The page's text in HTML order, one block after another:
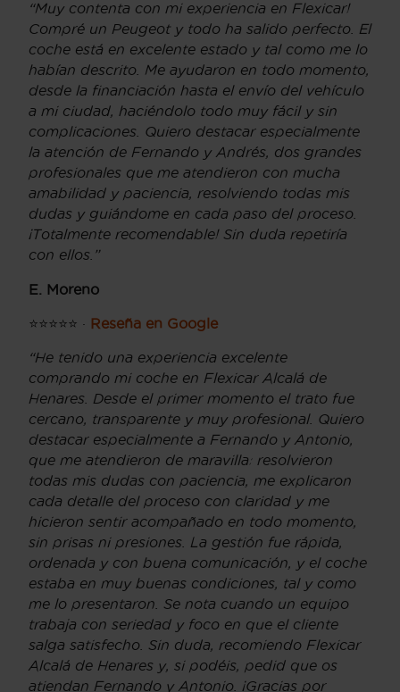
“Muy contenta con mi experiencia en Flexicar!
Compré un Peugeot y todo ha salido perfecto. El
coche está en excelente estado y tal como me lo
habían descrito. Me ayudaron en todo momento,
desde la financiación hasta el envío del vehículo
a mi ciudad, haciéndolo todo muy fácil y sin
complicaciones. Quiero destacar especialmente
la atención de Fernando y Andrés, dos grandes
profesionales que me atendieron con mucha
amabilidad y paciencia, resolviendo todas mis
dudas y guiándome en cada paso del proceso.
¡Totalmente recomendable! Sin duda repetiría
con ellos.”
E. Moreno
⭐⭐⭐⭐⭐ · Reseña en Google
“He tenido una experiencia excelente
comprando mi coche en Flexicar Alcalá de
Henares. Desde el primer momento el trato fue
cercano, transparente y muy profesional. Quiero
destacar especialmente a Fernando y Antonio,
que me atendieron de maravilla: resolvieron
todas mis dudas con paciencia, me explicaron
cada detalle del proceso con claridad y me
hicieron sentir acompañado en todo momento,
sin prisas ni presiones. La gestión fue rápida,
ordenada y con buena comunicación, y el coche
estaba en muy buenas condiciones, tal y como
me lo presentaron. Se nota cuando un equipo
trabaja con seriedad y foco en que el cliente
salga satisfecho. Sin duda, recomiendo Flexicar
Alcalá de Henares y, si podéis, pedid que os
atiendan Fernando y Antonio. ¡Gracias por